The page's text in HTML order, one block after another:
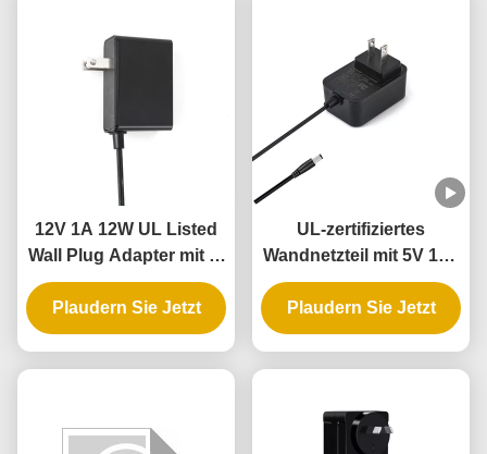
12V 1A 12W UL Listed
Wall Plug Adapter mit 3-
Jahres-Garantie und
mehrfachen Schutz
Plaudern Sie Jetzt
UL-zertifiziertes
Wandnetzteil mit 5V 12V
24V Ausgang und 12W
24W Leistung für
intelligentes Türschloss
Plaudern Sie Jetzt